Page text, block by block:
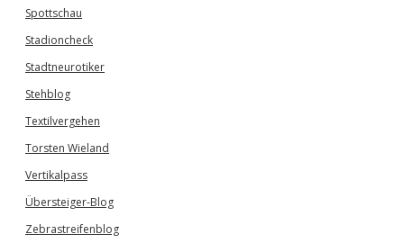
Spottschau
Stadioncheck
Stadtneurotiker
Stehblog
Textilvergehen
Torsten Wieland
Vertikalpass
Übersteiger-Blog
Zebrastreifenblog